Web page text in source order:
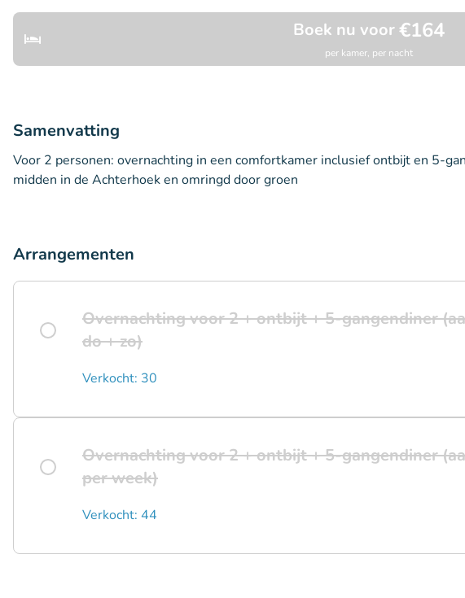
Boek nu voor€164
per kamer, per nacht
Samenvatting
Voor 2 personen: overnachting in een comfortkamer inclusief ontbijt en 5-
midden in de Achterhoek en omringd door groen
Arrangementen
Overnachting voor 2 + ontbijt + 5-gangendiner
do + zo)
Verkocht: 30
Overnachting voor 2 + ontbijt + 5-gangendiner
per week)
Verkocht: 44